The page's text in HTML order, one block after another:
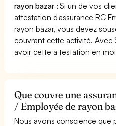
rayon bazar : Si un de vos
attestation d'assurance RC
rayon bazar, vous devez
couvrant cette activité. Avec
avoir cette attestation en
Que couvre une
/ Employée de rayon
Nous avons conscience que